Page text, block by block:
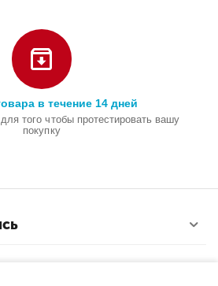
в течение 14 дней
того чтобы протестировать вашу
покупку